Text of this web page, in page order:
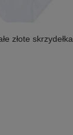
złote skrzydełka